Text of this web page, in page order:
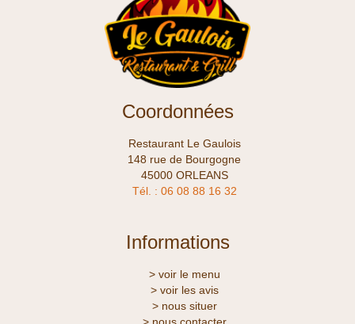
Coordonnées
Restaurant Le Gaulois
148 rue de Bourgogne
45000 ORLEANS
Tél. : 06 08 88 16 32
Informations
> voir le menu
> voir les avis
> nous situer